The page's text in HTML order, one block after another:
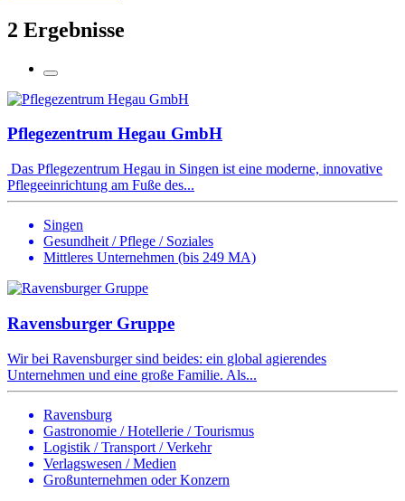
2 Ergebnisse
Pflegezentrum Hegau GmbH
Das Pflegezentrum Hegau in Singen ist eine moderne, innovative
Pflegeeinrichtung am Fuße des...
Singen
Gesundheit / Pflege / Soziales
Mittleres Unternehmen (bis 249 MA)
Ravensburger Gruppe
Wir bei Ravensburger sind beides: ein global agierendes
Unternehmen und eine große Familie. Als...
Ravensburg
Gastronomie / Hotellerie / Tourismus
Logistik / Transport / Verkehr
Verlagswesen / Medien
Großunternehmen oder Konzern